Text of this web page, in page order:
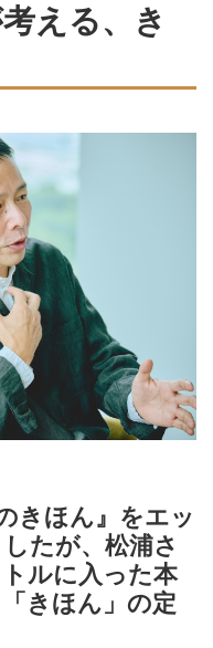
える、き
きほん』をエッ
たが、松浦さ
ルに入った本
きほん」の定